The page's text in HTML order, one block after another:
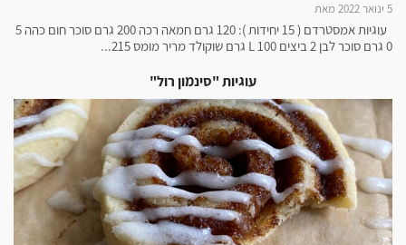
5 ינואר 2022 מאת
עוגיות אמסטרדם ( 15 יחידות ): 120 גרם חמאה רכה 200 גרם סוכר חום כהה 5
0 גרם סוכר לבן 2 ביצים L 100 גרם שוקולד מריר מומס 215...
עוגיות "סינמון רול"